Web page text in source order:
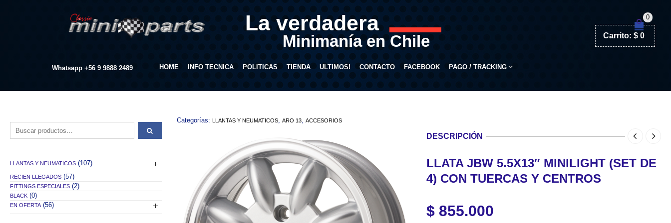
La verdadera
Minimanía en Chile
0
Carrito: $0
Whatsapp +56 9 9888 2489 HOME INFO TECNICA POLITICAS TIENDA ULTIMOS! CONTACTO FACEBOOK PAGO / TRACKING
Categorías: LLANTAS Y NEUMATICOS, ARO 13, ACCESORIOS
DESCRIPCIÓN
LLATA JBW 5.5X13″ MINILIGHT (SET DE
4) CON TUERCAS Y CENTROS
$855.000
Buscar por:
LLANTAS Y NEUMATICOS (107)
RECIEN LLEGADOS (57)
FITTINGS ESPECIALES (2)
BLACK (0)
EN OFERTA (56)